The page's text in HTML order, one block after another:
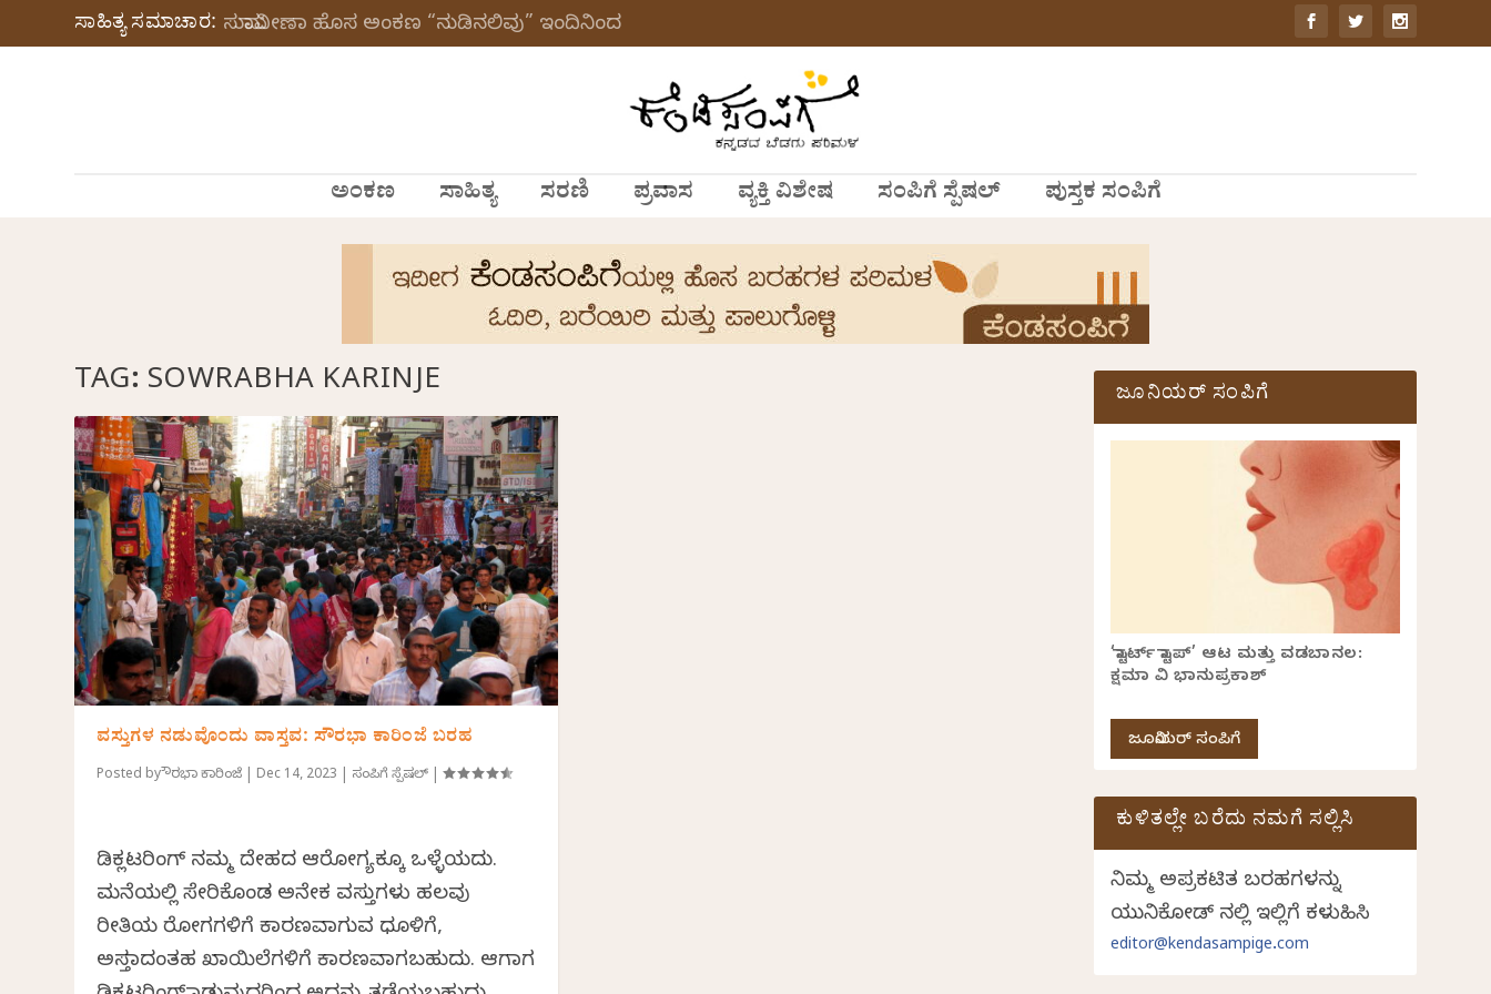
ಸಾಹಿತ್ಯ ಸಮಾಚಾರ: ಸುಮಾವೀಣಾ ಹೊಸ ಅಂಕಣ “ನುಡಿನಲಿವು” ಇಂದಿನಿಂದ
ಅಂಕಣ ಸಾಹಿತ್ಯ ಸರಣಿ ಪ್ರವಾಸ ವ್ಯಕ್ತಿ ವಿಶೇಷ ಸಂಪಿಗೆ ಸ್ಪೆಷಲ್ ಪುಸ್ತಕ ಸಂಪಿಗೆ
TAG: SOWRABHA KARINJE
ವಸ್ತುಗಳ ನಡುವೊಂದು ವಾಸ್ತವ: ಸೌರಭಾ ಕಾರಿಂಜೆ ಬರಹ
Posted byಸೌರಭಾ ಕಾರಿಂಜೆ Dec 14, 2023 ಸಂಪಿಗೆ ಸ್ಪೆಷಲ್ |
ಡಿಕ್ಲಟರಿಂಗ್ ನಮ್ಮ ದೇಹದ ಆರೋಗ್ಯಕ್ಕೂ ಒಳ್ಳೆಯದು.
ಮನೆಯಲ್ಲಿ ಸೇರಿಕೊಂಡ ಅನೇಕ ವಸ್ತುಗಳು ಹಲವು
ರೀತಿಯ ರೋಗಗಳಿಗೆ ಕಾರಣವಾಗುವ ಧೂಳಿಗೆ,
ಅಸ್ತಮಾದಂತಹ ಖಾಯಿಲೆಗಳಿಗೆ ಕಾರಣವಾಗಬಹುದು. ಆಗಾಗ
ಜೂನಿಯರ್ ಸಂಪಿಗೆ
‘ಸ್ಟಾರ್ಟ್ ಸ್ಟಾಪ್’ ಆಟ ಮತ್ತು ವಡಬಾನಲ:
ಕ್ಷಮಾ ವಿ ಭಾನುಪ್ರಕಾಶ್
ಜೂನಿಯರ್ ಸಂಪಿಗೆ
ಕುಳಿತಲ್ಲೇ ಬರೆದು ನಮಗೆ ಸಲ್ಲಿಸಿ
ನಿಮ್ಮ ಅಪ್ರಕಟಿತ ಬರಹಗಳನ್ನು
ಯುನಿಕೋಡ್ ನಲ್ಲಿ ಇಲ್ಲಿಗೆ ಕಳುಹಿಸಿ
editor@kendasampige.com